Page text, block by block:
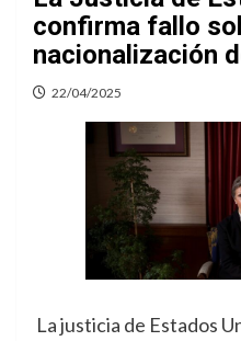
confirma fallo
nacionalización
22/04/2025
La justicia de Estados